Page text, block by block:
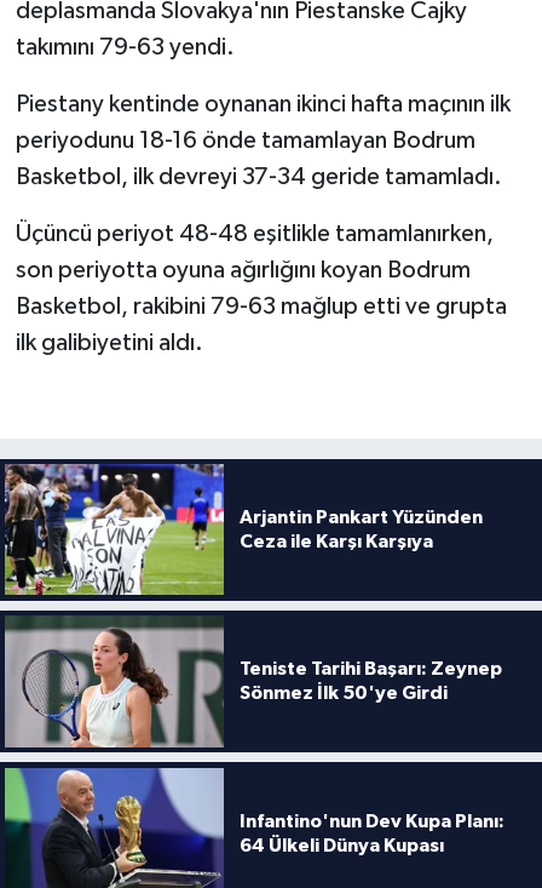
deplasmanda Slovakya'nın Piestanske Cajky
takımını 79-63 yendi.
Piestany kentinde oynanan ikinci hafta maçının ilk
periyodunu 18-16 önde tamamlayan Bodrum
Basketbol, ilk devreyi 37-34 geride tamamladı.
Üçüncü periyot 48-48 eşitlikle tamamlanırken,
son periyotta oyuna ağırlığını koyan Bodrum
Basketbol, rakibini 79-63 mağlup etti ve grupta
ilk galibiyetini aldı.
Arjantin Pankart Yüzünden
Ceza ile Karşı Karşıya
Teniste Tarihi Başarı: Zeynep
Sönmez İlk 50'ye Girdi
Infantino'nun Dev Kupa Planı:
64 Ülkeli Dünya Kupası
Türkiye Basketbol Ligi
Kadınlar Basketbol Ligi
Diğer Basketbol Ligleri
Formula 1
Atletizm
Bisiklet
Boks
Güreş
Halter
Motor Sporları
Su Sporları
Diğer Spor Dalları